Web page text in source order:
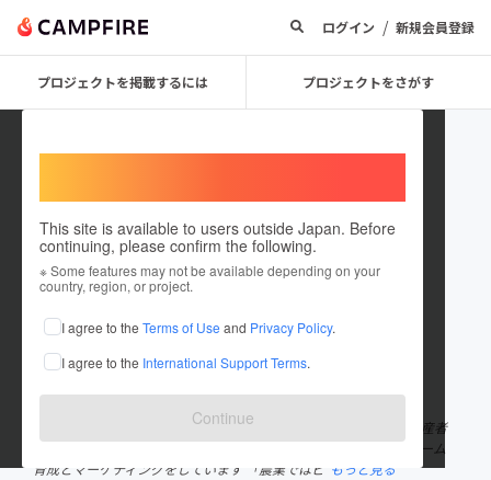
ログイン / 新規会員登録
プロジェクトを掲載するには プロジェクトをさがす
This site is available to users outside Japan. Before
continuing, please confirm the following.
※ Some features may not be available depending on your
country, region, or project.
I agree to the Terms of Use and Privacy Policy.
I agree to the International Support Terms.
Continue
ANJINxSTYLE
これまでに1回支援して1件のプロジェクトを投稿しています
在住国：日本 現在地：愛知県
出身国：日本 出身地：岐阜県
岐阜に生をうけて ２０年間「農業にこだわり続けてきました」 生産者
と消費者をつなぐため 現在は ＳＮＳ最高峰のコンサルティングチーム
育成とマーケティングをしています 「農業ではビ もっと見る